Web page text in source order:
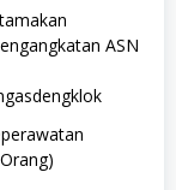
ASN